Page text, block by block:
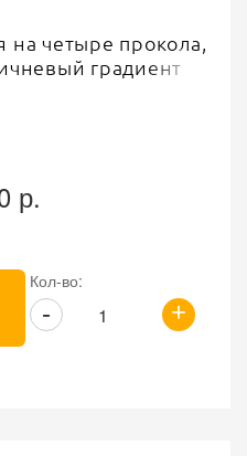
на четыре прокола,
градиент
р.
Кол-во:
+
-